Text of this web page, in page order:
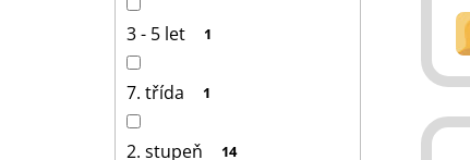
3 - 5 let 1
7. třída 1
2. stupeň 14